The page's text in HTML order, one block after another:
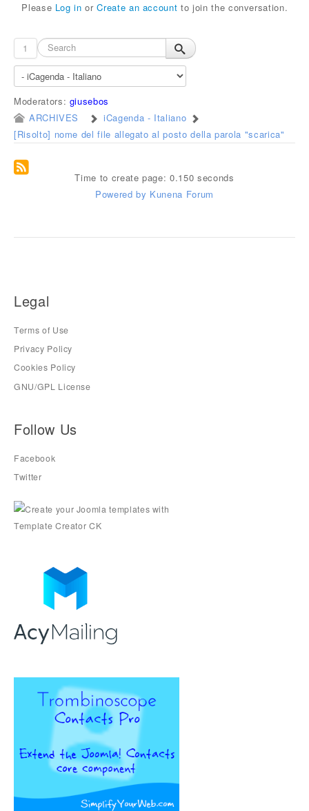
Please Log in orCreate an account to join the conversation.
1
Moderators: giusebos
ARCHIVES
iCagenda - Italiano
[Risolto] nome del file allegato al posto della parola "scarica"
Time to create page: 0.150 seconds
Powered by Kunena Forum
Legal
Terms of Use
Privacy Policy
Cookies Policy
GNU/GPL License
Follow Us
Facebook
Twitter